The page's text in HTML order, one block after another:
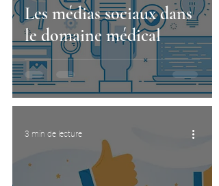
Les médias sociaux dans
le domaine médical
3 min de lecture